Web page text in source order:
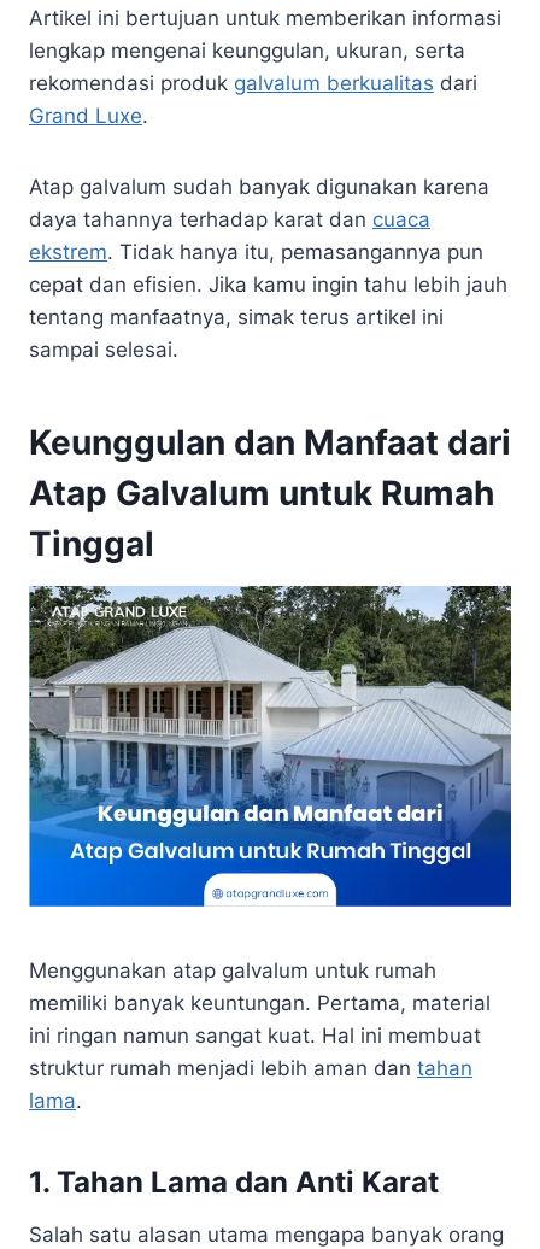
Artikel ini bertujuan untuk memberikan informasi
lengkap mengenai keunggulan, ukuran, serta
rekomendasi produk galvalum berkualitas dari
Grand Luxe.
Atap galvalum sudah banyak digunakan karena
daya tahannya terhadap karat dan cuaca
ekstrem. Tidak hanya itu, pemasangannya pun
cepat dan efisien. Jika kamu ingin tahu lebih jauh
tentang manfaatnya, simak terus artikel ini
sampai selesai.
Keunggulan dan Manfaat dari
Atap Galvalum untuk Rumah
Tinggal
Menggunakan atap galvalum untuk rumah
memiliki banyak keuntungan. Pertama, material
ini ringan namun sangat kuat. Hal ini membuat
struktur rumah menjadi lebih aman dan tahan
lama.
1. Tahan Lama dan Anti Karat
Salah satu alasan utama mengapa banyak orang